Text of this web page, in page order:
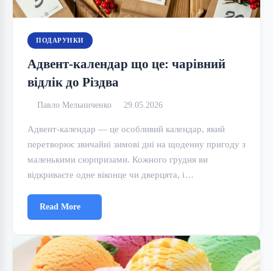
ПОДАРУНКИ
Адвент-календар що це: чарівний
відлік до Різдва
Павло Мельниченко 29.05.2026
Адвент-календар — це особливий календар, який
перетворює звичайні зимові дні на щоденну пригоду з
маленькими сюрпризами. Кожного грудня ви
відкриваєте одне віконце чи дверцята, і…
Read More